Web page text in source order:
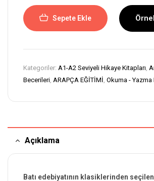
Sepete Ekle
Kategoriler: A1-A2 Seviyeli Hikaye Kitapları,
Becerileri, ARAPÇA EĞİTİMİ, Okuma - Yazma
Açıklama
Batı edebiyatının klasiklerinden